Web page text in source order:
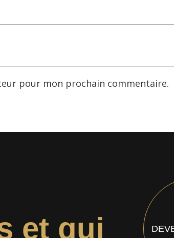
pour mon prochain commentaire.
et qui